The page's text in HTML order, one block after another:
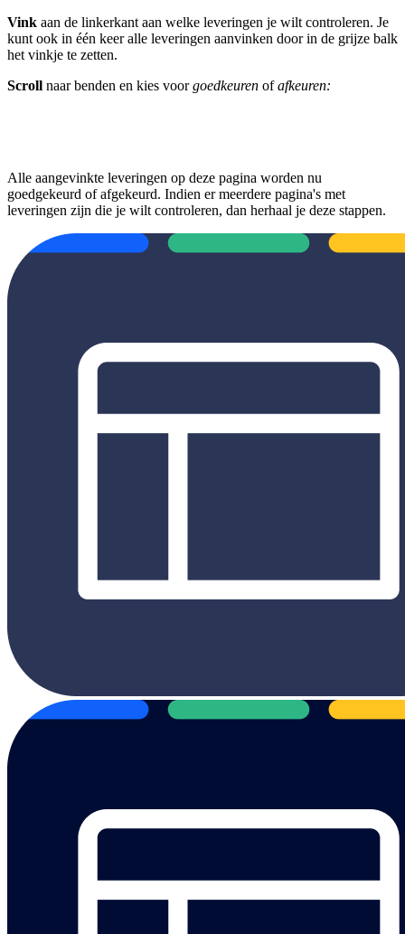
Vink aan de linkerkant aan welke leveringen je wilt controleren. Je
kunt ook in één keer alle leveringen aanvinken door in de grijze balk
het vinkje te zetten.
Scroll naar benden en kies voorgoedkeuren ofafkeuren:
Alle aangevinkte leveringen op deze pagina worden nu
goedgekeurd of afgekeurd. Indien er meerdere pagina's met
leveringen zijn die je wilt controleren, dan herhaal je deze stappen.